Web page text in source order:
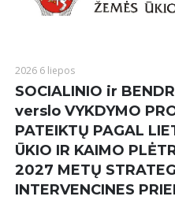
2026 6 liepos
SOCIALINIO ir
verslo VYKDYMO
PATEIKTŲ PAGAL
ŪKIO IR KAIMO
2027 METŲ
INTERVENCINES